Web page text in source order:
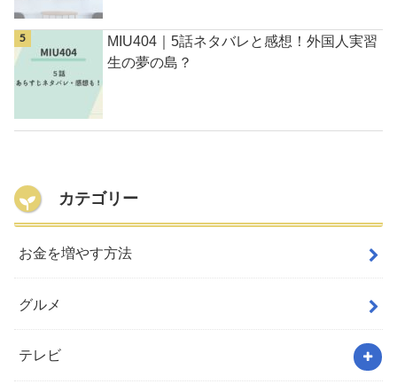
MIU404｜5話ネタバレと感想！外国人実習
生の夢の島？
カテゴリー
お金を増やす方法
グルメ
テレビ